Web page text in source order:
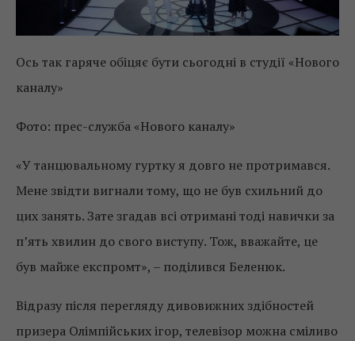
Ось так гаряче обіцяє бути сьогодні в студії «Нового
каналу»
Фото: прес-служба «Нового каналу»
«У танцювальному гуртку я довго не протримався.
Мене звідти вигнали тому, що не був схильний до
цих занять. Зате згадав всі отримані тоді навички за
п’ять хвилин до свого виступу. Тож, вважайте, це
був майже експромт», – поділився Беленюк.
Відразу після перегляду дивовижних здібностей
призера Олімпійських ігор, телевізор можна сміливо